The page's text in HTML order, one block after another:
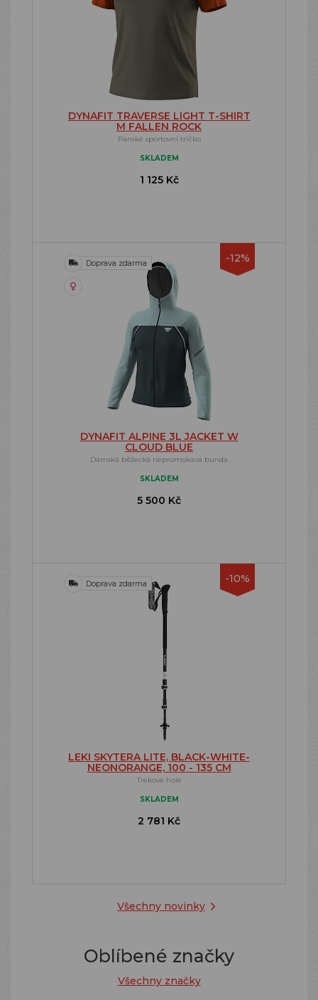
Všechny novinky
DYNAFIT TRAVERSE LIGHT T-SHIRT
M FALLEN ROCK
Pánské sportovní tričko
SKLADEM
1 125 Kč
-12%
Doprava zdarma
DYNAFIT ALPINE 3L JACKET W
CLOUD BLUE
Dámská běžecká nepromokavá bunda
SKLADEM
5 500 Kč
-10%
Doprava zdarma
LEKI SKYTERA LITE, BLACK-WHITE-
NEONORANGE, 100 - 135 CM
Trekové hole
SKLADEM
2 781 Kč
Oblíbené značky
Všechny značky